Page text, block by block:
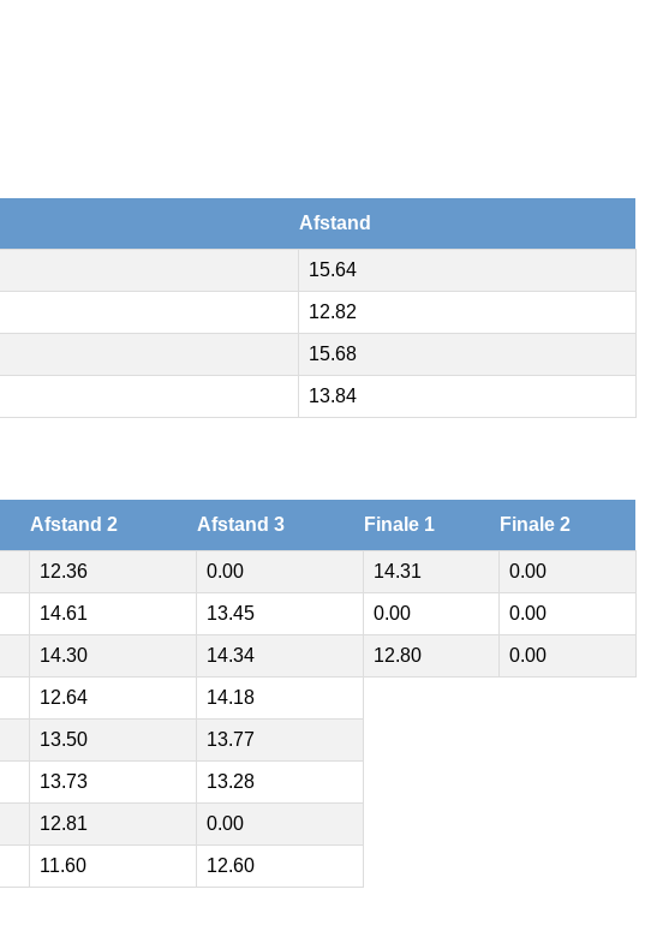
Afstand
15.64
12.82
15.68
13.84
Afstand 2 Afstand 3 Finale 1 Finale 2
12.36 0.00 14.31 0.00
14.61 13.45 0.00 0.00
14.30 14.34 12.80 0.00
12.64 14.18
13.50 13.77
13.73 13.28
12.81 0.00
11.60 12.60